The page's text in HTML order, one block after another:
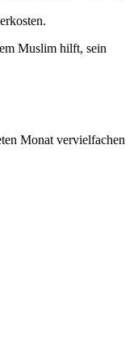
Muslim hilft, sein
Monat vervielfachen